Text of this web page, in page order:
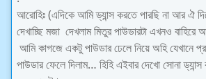
আরোহিঃ (এদিকে আমি ড্যান্স করতে পারছি না আর ঐ
দেখাচ্ছি মজা দেখলাম মিতুর পাউডারটা এখনও
আমি কাগজে একটু পাউডার ঢেলে নিয়ে অহি যেখানে
পাউডার ফেলে দিলাম… হিহি এইবার দেখো সোনা